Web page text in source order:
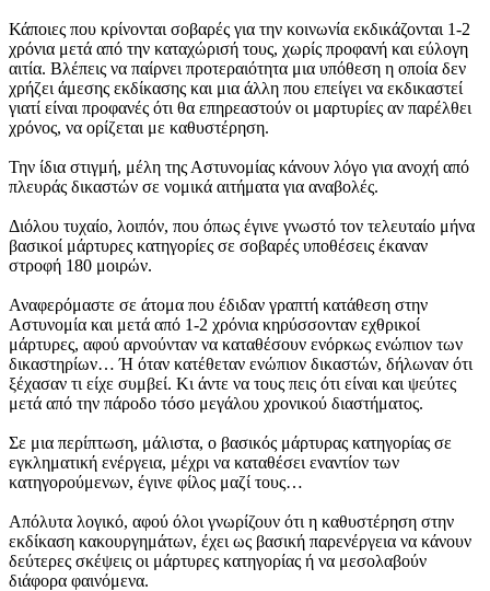
Κάποιες που κρίνονται σοβαρές για την κοινωνία εκδικάζονται 1-2
χρόνια μετά από την καταχώρισή τους, χωρίς προφανή και εύλογη
αιτία. Βλέπεις να παίρνει προτεραιότητα μια υπόθεση η οποία δεν
χρήζει άμεσης εκδίκασης και μια άλλη που επείγει να εκδικαστεί
γιατί είναι προφανές ότι θα επηρεαστούν οι μαρτυρίες αν παρέλθει
χρόνος, να ορίζεται με καθυστέρηση.
Την ίδια στιγμή, μέλη της Αστυνομίας κάνουν λόγο για ανοχή από
πλευράς δικαστών σε νομικά αιτήματα για αναβολές.
Διόλου τυχαίο, λοιπόν, που όπως έγινε γνωστό τον τελευταίο μήνα
βασικοί μάρτυρες κατηγορίες σε σοβαρές υποθέσεις έκαναν
στροφή 180 μοιρών.
Αναφερόμαστε σε άτομα που έδιδαν γραπτή κατάθεση στην
Αστυνομία και μετά από 1-2 χρόνια κηρύσσονταν εχθρικοί
μάρτυρες, αφού αρνούνταν να καταθέσουν ενόρκως ενώπιον των
δικαστηρίων… Ή όταν κατέθεταν ενώπιον δικαστών, δήλωναν ότι
ξέχασαν τι είχε συμβεί. Κι άντε να τους πεις ότι είναι και ψεύτες
μετά από την πάροδο τόσο μεγάλου χρονικού διαστήματος.
Σε μια περίπτωση, μάλιστα, ο βασικός μάρτυρας κατηγορίας σε
εγκληματική ενέργεια, μέχρι να καταθέσει εναντίον των
κατηγορούμενων, έγινε φίλος μαζί τους…
Απόλυτα λογικό, αφού όλοι γνωρίζουν ότι η καθυστέρηση στην
εκδίκαση κακουργημάτων, έχει ως βασική παρενέργεια να κάνουν
δεύτερες σκέψεις οι μάρτυρες κατηγορίας ή να μεσολαβούν
διάφορα φαινόμενα.